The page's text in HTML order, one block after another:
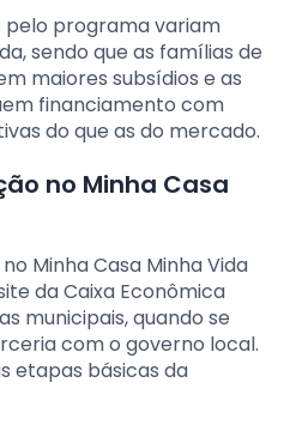
pelo programa variam
sendo que as famílias de
maiores subsídios e as
financiamento com
do que as do mercado.
no Minha Casa
Minha Casa Minha Vida
da Caixa Econômica
municipais, quando se
com o governo local.
etapas básicas da